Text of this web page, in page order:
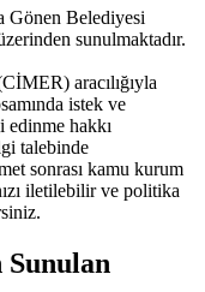
Gönen Belediyesi
sunulmaktadır.
aracılığıyla
istek ve
hakkı
talebinde
sonrası kamu kurum
iletilebilir ve politika
Sunulan